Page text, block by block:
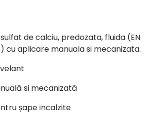
de calciu, predozata, fluida (EN
cu aplicare manuala si mecanizata.
si mecanizată
șape incalzite